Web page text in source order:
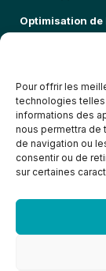
Pour offrir les
technologies
informations des
nous permettra de
de navigation ou
consentir ou de
sur certaines
Optimisation de
Sécuriser mon
EXPERTISES
OFFRES DE
FORMATIONS
SECTEURS
À PROPOS